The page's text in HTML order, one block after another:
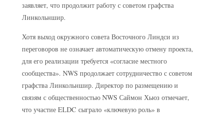
заявляет, что продолжит работу с советом графства
Линкольншир.
Хотя выход окружного совета Восточного Линдси из
переговоров не означает автоматическую отмену проекта,
для его реализации требуется «согласие местного
сообщества». NWS продолжает сотрудничество с советом
графства Линкольншир. Директор по размещению и
связям с общественностью NWS Саймон Хьюз отмечает,
что участие ELDC сыграло «ключевую роль» в